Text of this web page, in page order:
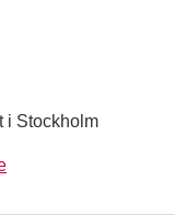
i Stockholm